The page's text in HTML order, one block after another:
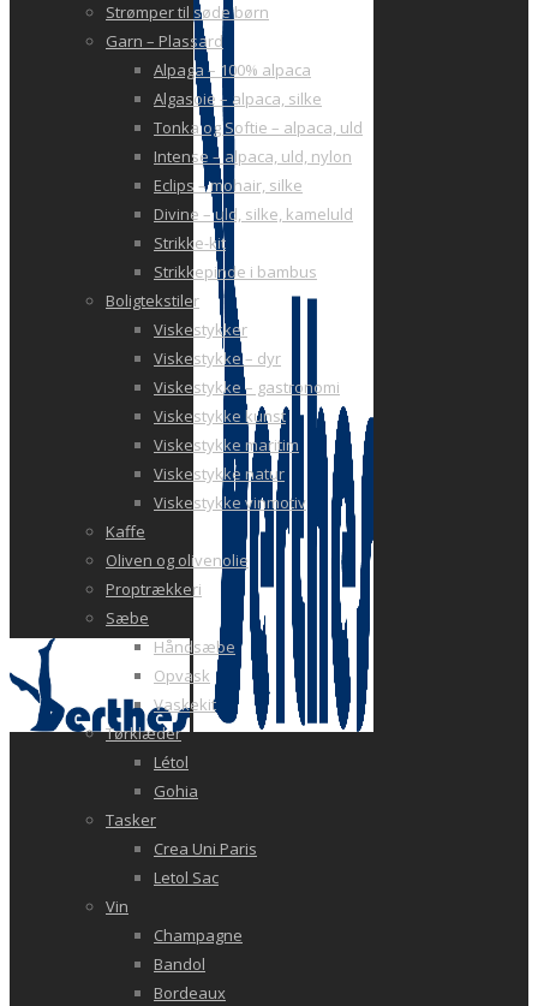
Strømper til søde børn
Garn – Plassard
Alpaga – 100% alpaca
Algasoie – alpaca, silke
Tonka og Softie – alpaca, uld
Intense – alpaca, uld, nylon
Eclips – mohair, silke
Divine – uld, silke, kameluld
Strikke-kit
Strikkepinde i bambus
Boligtekstiler
Viskestykker
Viskestykke – dyr
Viskestykke – gastronomi
Viskestykke kunst
Viskestykke maritim
Viskestykke natur
Viskestykke vinmotiv
Kaffe
Oliven og olivenolie
Proptrækkeri
Sæbe
Håndsæbe
Opvask
Vaskekit
Tørklæder
Létol
Gohia
Tasker
Crea Uni Paris
Letol Sac
Vin
Champagne
Bandol
Bordeaux